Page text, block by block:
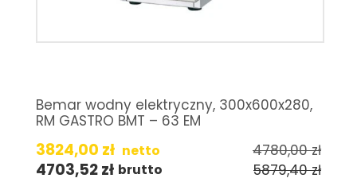
Bemar wodny elektryczny, 300x600x280,
RM GASTRO BMT – 63 EM
3824,00 zł netto 4780,00zł
4703,52zł brutto 5879,40zł